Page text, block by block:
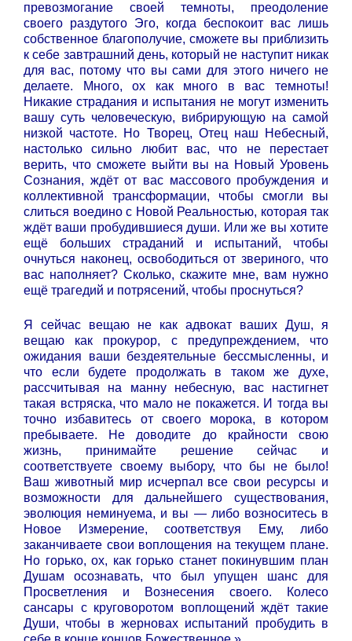
превозмогание своей темноты, преодоление
своего раздутого Эго, когда беспокоит вас лишь
собственное благополучие, сможете вы приблизить
к себе завтрашний день, который не наступит никак
для вас, потому что вы сами для этого ничего не
делаете. Много, ох как много в вас темноты!
Никакие страдания и испытания не могут изменить
вашу суть человеческую, вибрирующую на самой
низкой частоте. Но Творец, Отец наш Небесный,
настолько сильно любит вас, что не перестает
верить, что сможете выйти вы на Новый Уровень
Сознания, ждёт от вас массового пробуждения и
коллективной трансформации, чтобы смогли вы
слиться воедино с Новой Реальностью, которая так
ждёт ваши пробудившиеся души. Или же вы хотите
ещё больших страданий и испытаний, чтобы
очнуться наконец, освободиться от звериного, что
вас наполняет? Сколько, скажите мне, вам нужно
ещё трагедий и потрясений, чтобы проснуться?
Я сейчас вещаю не как адвокат ваших Душ, я
вещаю как прокурор, с предупреждением, что
ожидания ваши бездеятельные бессмысленны, и
что если будете продолжать в таком же духе,
рассчитывая на манну небесную, вас настигнет
такая встряска, что мало не покажется. И тогда вы
точно избавитесь от своего морока, в котором
пребываете. Не доводите до крайности свою
жизнь, принимайте решение сейчас и
соответствуете своему выбору, что бы не было!
Ваш животный мир исчерпал все свои ресурсы и
возможности для дальнейшего существования,
эволюция неминуема, и вы — либо возноситесь в
Новое Измерение, соответствуя Ему, либо
заканчиваете свои воплощения на текущем плане.
Но горько, ох, как горько станет покинувшим план
Душам осознавать, что был упущен шанс для
Просветления и Вознесения своего. Колесо
сансары с круговоротом воплощений ждёт такие
Души, чтобы в жерновах испытаний пробудить в